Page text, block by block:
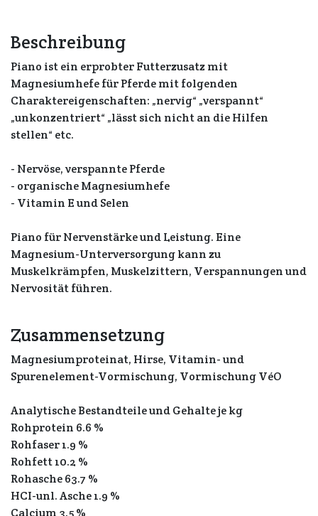
Beschreibung
Piano ist ein erprobter Futterzusatz mit
Magnesiumhefe für Pferde mit folgenden
Charaktereigenschaften: „nervig“ „verspannt“
„unkonzentriert“ „lässt sich nicht an die Hilfen
stellen“ etc.
- Nervöse, verspannte Pferde
- organische Magnesiumhefe
- Vitamin E und Selen
Piano für Nervenstärke und Leistung. Eine
Magnesium-Unterversorgung kann zu
Muskelkrämpfen, Muskelzittern, Verspannungen und
Nervosität führen.
Zusammensetzung
Magnesiumproteinat, Hirse, Vitamin- und
Spurenelement-Vormischung, Vormischung VéO
Analytische Bestandteile und Gehalte je kg
Rohprotein 6.6 %
Rohfaser 1.9 %
Rohfett 10.2 %
Rohasche 63.7 %
HCI-unl. Asche 1.9 %
Calcium 3.5 %